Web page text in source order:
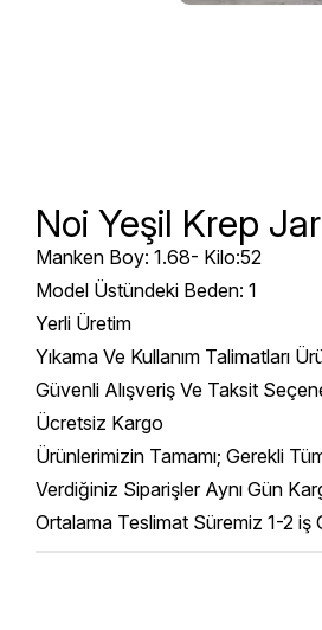
Noi Yeşil Krep
Manken Boy: 1.68- Kilo:52
Model Üstündeki Beden: 1
Yerli Üretim
Yıkama Ve Kullanım Talimatları
Güvenli Alışveriş Ve Taksit
Ücretsiz Kargo
Ürünlerimizin Tamamı; Gerekli
Verdiğiniz Siparişler Aynı Gün
Ortalama Teslimat Süremiz 1-2 iş